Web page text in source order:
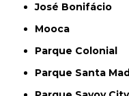
José Bonifácio
Mooca
Parque Colonial
Parque Santa